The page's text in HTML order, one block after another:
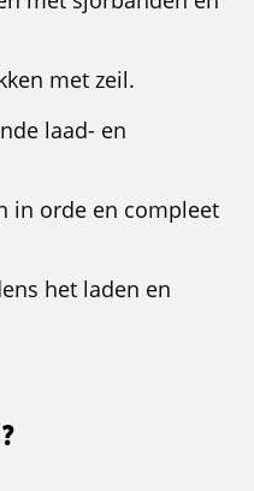
met zeil.
laad- en
in orde en compleet
het laden en